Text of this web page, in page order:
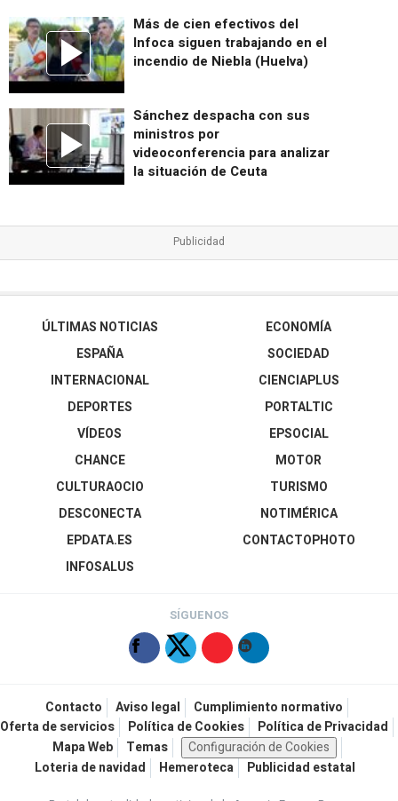
Más de cien efectivos del
Infoca siguen trabajando en el
incendio de Niebla (Huelva)
Sánchez despacha con sus
ministros por
videoconferencia para analizar
la situación de Ceuta
ÚLTIMAS NOTICIAS
ESPAÑA
INTERNACIONAL
DEPORTES
VÍDEOS
ECONOMÍA
SOCIEDAD
CIENCIAPLUS
PORTALTIC
EPSOCIAL
CHANCE
CULTURAOCIO
DESCONECTA
EPDATA.ES
INFOSALUS
MOTOR
TURISMO
NOTIMÉRICA
CONTACTOPHOTO
SÍGUENOS
Contacto Aviso legal
Cumplimiento normativo
Oferta de servicios
Política de Cookies
Política de Privacidad
Mapa Web
Temas
Configuración de Cookies
Loteria de navidad
Hemeroteca Publicidad estatal